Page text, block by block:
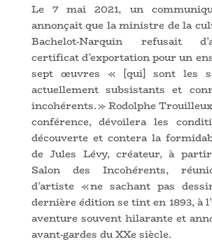
Le 7 mai 2021, un
annonçait que la ministre de la
Bachelot-Narquin refusait
certificat d’exportation pour un
sept œuvres « [qui] sont les
actuellement subsistants et
incohérents. » Rodolphe
conférence, dévoilera les
découverte et contera la
de Jules Lévy, créateur, à
Salon des Incohérents,
d’artiste « ne sachant pas
dernière édition se tint en 1893, à
aventure souvent hilarante et
avant-gardes du XXe siècle.